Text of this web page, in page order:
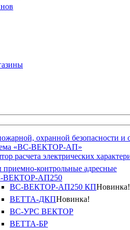
охранной безопасности и
«ВС-ВЕКТОР-АП»
расчета электрических
контрольные адресные
ВЕКТОР-АП250
ВС-ВЕКТОР-АП250 КПНовинка!
ВЕТТА-ДКПНовинка!
ВС-УРС ВЕКТОР
ВЕТТА-БР